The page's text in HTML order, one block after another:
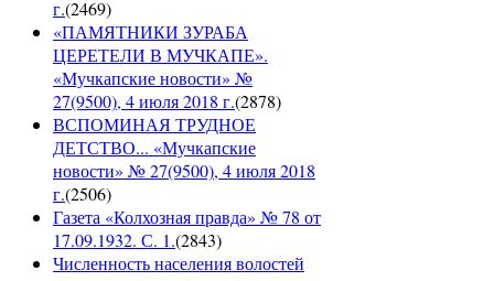
г.(2469)
«ПАМЯТНИКИ ЗУРАБА
ЦЕРЕТЕЛИ В МУЧКАПЕ».
«Мучкапские новости» №
27(9500), 4 июля 2018 г.(2878)
ВСПОМИНАЯ ТРУДНОЕ
ДЕТСТВО... «Мучкапские
новости» № 27(9500), 4 июля 2018
г.(2506)
Газета «Колхозная правда» № 78 от
17.09.1932. С. 1.(2843)
Численность населения волостей